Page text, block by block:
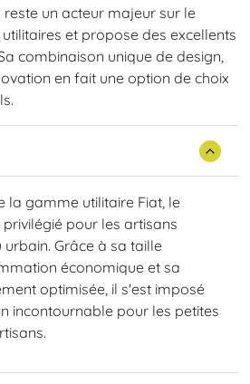
un acteur majeur sur le
et propose des excellents
combinaison unique de design,
en fait une option de choix
la gamme utilitaire Fiat, le
privilégié pour les artisans
Grâce à sa taille
économique et sa
optimisée, il s'est imposé
incontournable pour les petites